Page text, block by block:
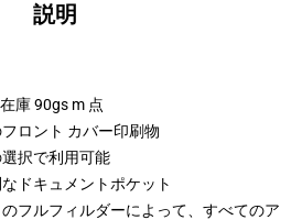
説明
庫 90gs m 点
ロント カバー印刷物
択で利用可能
ドキュメントポケット
フルフィルダーによって、すべてのア